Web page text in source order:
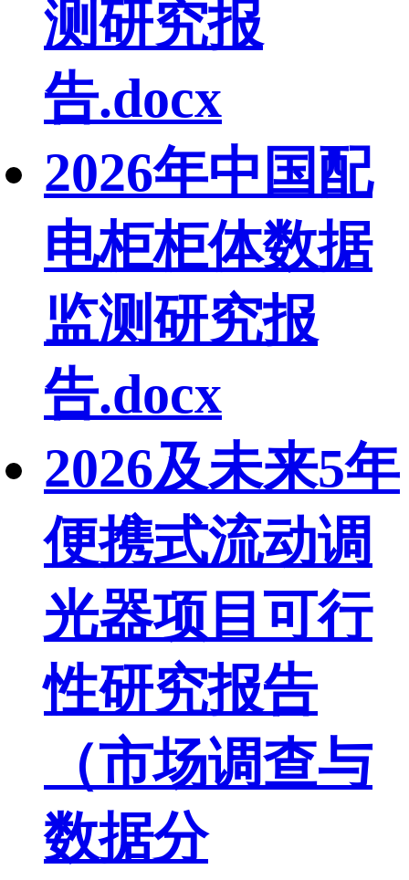
测研究报
告.docx
2026年中国配
电柜柜体数据
监测研究报
告.docx
2026及未来5年
便携式流动调
光器项目可行
性研究报告
（市场调查与
数据分